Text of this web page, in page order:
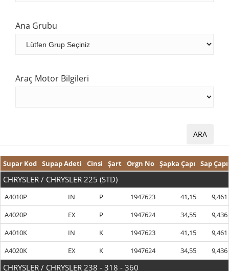
Ana Grubu
Araç Motor Bilgileri
Supar Kod Supap Adeti Cinsi Şart Orgn No Şapka Çapı Sap Çapı
CHRYSLER / CHRYSLER 225 (STD)
A4010P IN P 1947623 41,15
9,461
A4020P
EX P 1947624 34,55
9,436
A4010K
IN K 1947623 41,15
9,461
A4020K
EX K 1947624 34,55 9,436
CHRYSLER / CHRYSLER 238 - 318 - 360